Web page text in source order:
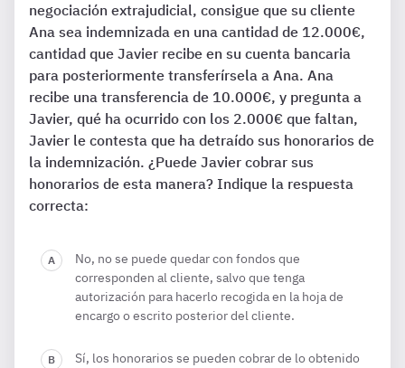
negociación extrajudicial, consigue que su cliente
Ana sea indemnizada en una cantidad de 12.000€,
cantidad que Javier recibe en su cuenta bancaria
para posteriormente transferírsela a Ana. Ana
recibe una transferencia de 10.000€, y pregunta a
Javier, qué ha ocurrido con los 2.000€ que faltan,
Javier le contesta que ha detraído sus honorarios de
la indemnización. ¿Puede Javier cobrar sus
honorarios de esta manera? Indique la respuesta
correcta:
No, no se puede quedar con fondos que
corresponden al cliente, salvo que tenga
autorización para hacerlo recogida en la hoja de
encargo o escrito posterior del cliente.
Sí, los honorarios se pueden cobrar de lo obtenido